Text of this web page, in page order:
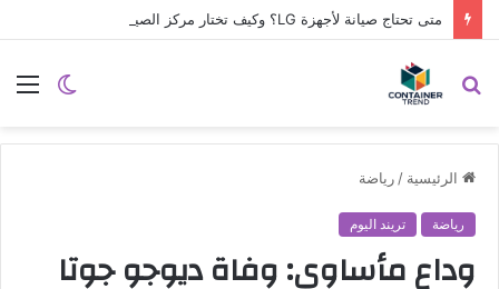
نموذج التواصل
الوضع
بحث
الرئيسية / رياضة
رياضة تريند اليوم
وداع مأساوي: وفاة ديوجو جوتا